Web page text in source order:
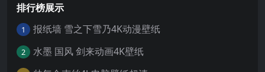
排行榜展示
1 报纸墙 雪之下雪乃4K动漫壁纸
2 水墨 国风 剑来动画4K壁纸